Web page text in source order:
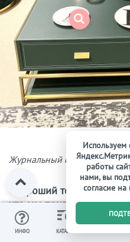
Журнальный стол зеленого
«Хороший тон»:
что мы привыкли
Тенденции последнего
ИНФО КАТАЛОГ
0
работы
нами, вы
согласие